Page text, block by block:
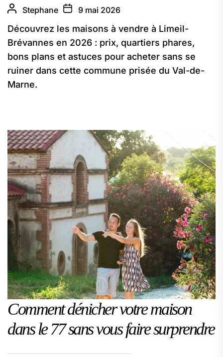
Stephane 9 mai 2026
Découvrez les maisons à vendre à Limeil-
Brévannes en 2026 : prix, quartiers phares,
bons plans et astuces pour acheter sans se
ruiner dans cette commune prisée du Val-de-
Marne.
Comment dénicher votre maison
dans le 77 sans vous faire surprendre